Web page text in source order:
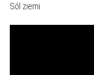
Sól ziemi